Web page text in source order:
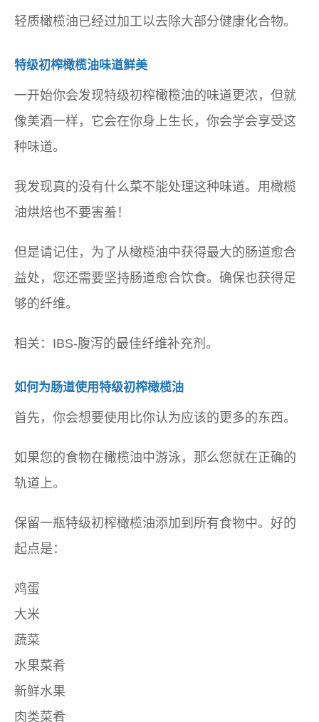
轻质橄榄油已经过加工以去除大部分健康化合物。
特级初榨橄榄油味道鲜美
一开始你会发现特级初榨橄榄油的味道更浓，但就
像美酒一样，它会在你身上生长，你会学会享受这
种味道。
我发现真的没有什么菜不能处理这种味道。用橄榄
油烘焙也不要害羞！
但是请记住，为了从橄榄油中获得最大的肠道愈合
益处，您还需要坚持肠道愈合饮食。确保也获得足
够的纤维。
相关：IBS-腹泻的最佳纤维补充剂。
如何为肠道使用特级初榨橄榄油
首先，你会想要使用比你认为应该的更多的东西。
如果您的食物在橄榄油中游泳，那么您就在正确的
轨道上。
保留一瓶特级初榨橄榄油添加到所有食物中。好的
起点是：
鸡蛋
大米
蔬菜
水果菜肴
新鲜水果
肉类菜肴